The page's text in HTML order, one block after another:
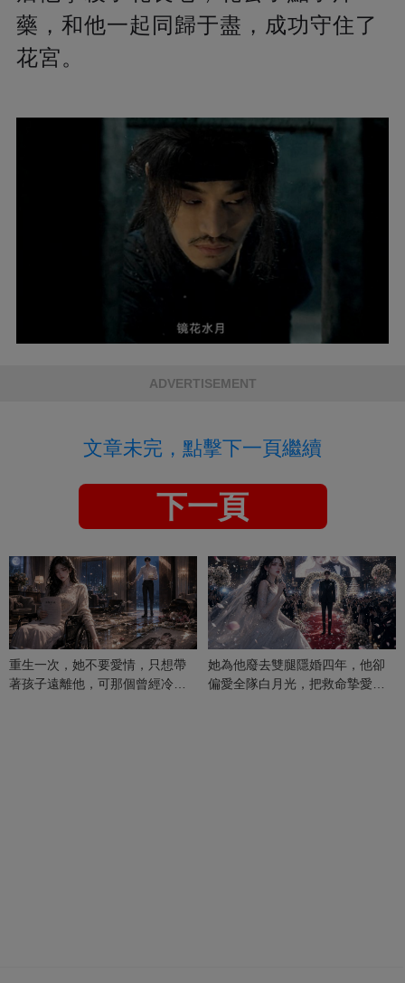
藥，和他一起同歸于盡，成功守住了
花宮。
ADVERTISEMENT
文章未完，點擊下一頁繼續
下一頁
重生一次，她不要愛情，只想帶
著孩子遠離他，可那個曾經冷漠
她為他廢去雙腿隱婚四年，他卻
偏愛全隊白月光，把救命摯愛當